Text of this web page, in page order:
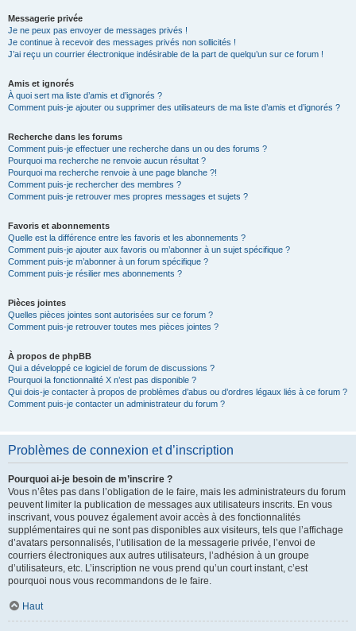
Messagerie privée
Je ne peux pas envoyer de messages privés !
Je continue à recevoir des messages privés non sollicités !
J’ai reçu un courrier électronique indésirable de la part de quelqu’un sur ce forum !
Amis et ignorés
À quoi sert ma liste d’amis et d’ignorés ?
Comment puis-je ajouter ou supprimer des utilisateurs de ma liste d’amis et d’ignorés ?
Recherche dans les forums
Comment puis-je effectuer une recherche dans un ou des forums ?
Pourquoi ma recherche ne renvoie aucun résultat ?
Pourquoi ma recherche renvoie à une page blanche ?!
Comment puis-je rechercher des membres ?
Comment puis-je retrouver mes propres messages et sujets ?
Favoris et abonnements
Quelle est la différence entre les favoris et les abonnements ?
Comment puis-je ajouter aux favoris ou m’abonner à un sujet spécifique ?
Comment puis-je m’abonner à un forum spécifique ?
Comment puis-je résilier mes abonnements ?
Pièces jointes
Quelles pièces jointes sont autorisées sur ce forum ?
Comment puis-je retrouver toutes mes pièces jointes ?
À propos de phpBB
Qui a développé ce logiciel de forum de discussions ?
Pourquoi la fonctionnalité X n’est pas disponible ?
Qui dois-je contacter à propos de problèmes d’abus ou d’ordres légaux liés à ce forum ?
Comment puis-je contacter un administrateur du forum ?
Problèmes de connexion et d’inscription
Pourquoi ai-je besoin de m’inscrire ?
Vous n’êtes pas dans l’obligation de le faire, mais les administrateurs du forum
peuvent limiter la publication de messages aux utilisateurs inscrits. En vous
inscrivant, vous pouvez également avoir accès à des fonctionnalités
supplémentaires qui ne sont pas disponibles aux visiteurs, tels que l’affichage
d’avatars personnalisés, l’utilisation de la messagerie privée, l’envoi de
courriers électroniques aux autres utilisateurs, l’adhésion à un groupe
d’utilisateurs, etc. L’inscription ne vous prend qu’un court instant, c’est
pourquoi nous vous recommandons de le faire.
Haut